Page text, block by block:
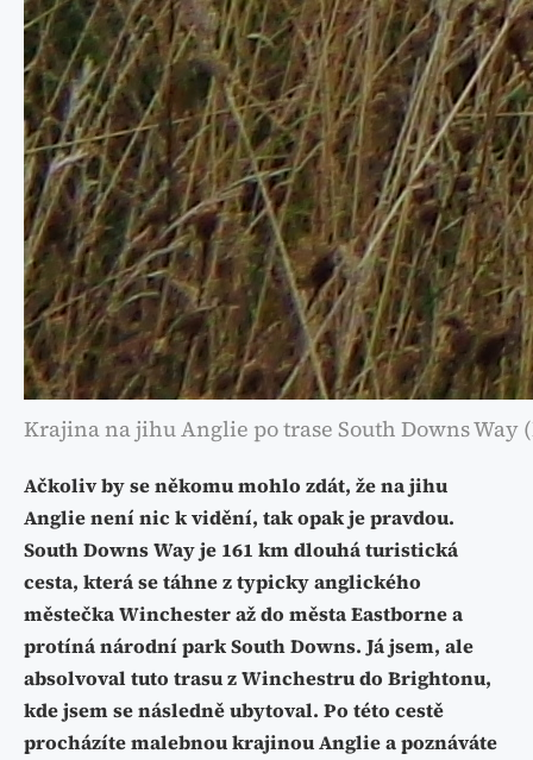
Krajina na jihu Anglie po trase South Downs
Ačkoliv by se někomu mohlo zdát, že na jihu
Anglie není nic k vidění, tak opak je pravdou.
South Downs Way je 161 km dlouhá turistická
cesta, která se táhne z typicky anglického
městečka Winchester až do města Eastborne a
protíná národní park South Downs. Já jsem, ale
absolvoval tuto trasu z Winchestru do Brightonu,
kde jsem se následně ubytoval. Po této cestě
procházíte malebnou krajinou Anglie a poznáváte